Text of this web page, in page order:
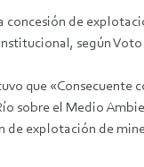
de
según Voto
que
sobre el Medio
de explotación de